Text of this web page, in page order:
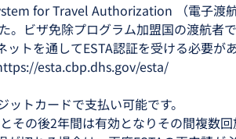
イギリスETA その他 ETIAS シェ
for Travel Authorization （電子渡航
。ビザ免除プログラム加盟国の渡航者
トを通してESTA認証を受ける必要があ
esta.cbp.dhs.gov/esta/
トカードで支払い可能です。
その後2年間は有効となりその間複数